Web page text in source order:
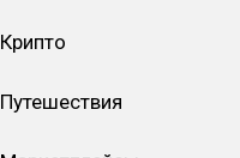
Крипто
Путешествия